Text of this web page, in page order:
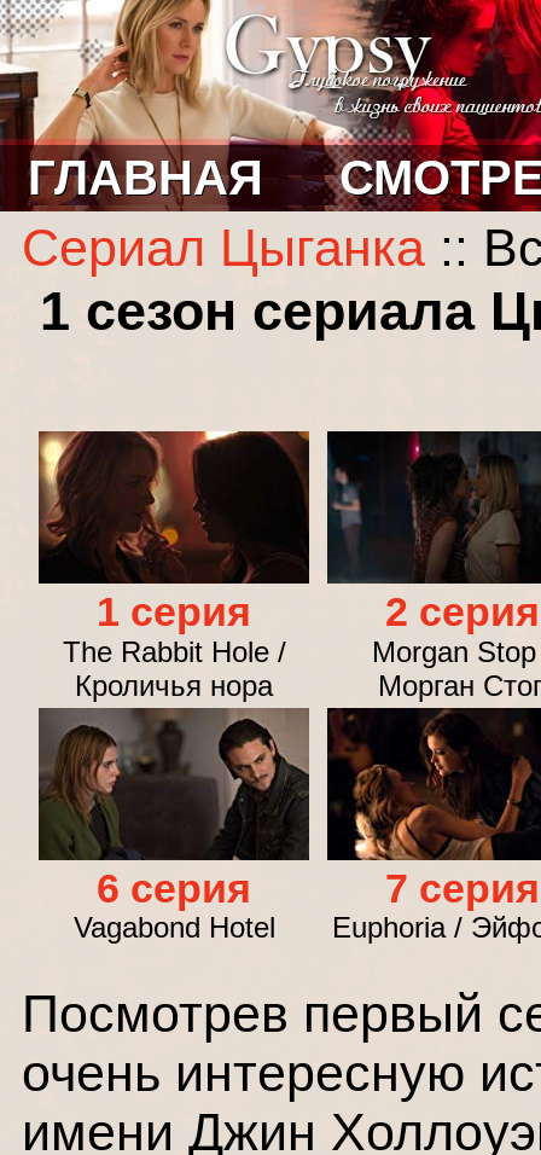
ГЛАВНАЯ
Сериал Цыганка ::
1 сезон сериала
1 серия
The Rabbit Hole /
Кроличья нора
2 серия
Morgan
Морган
6 серия
Vagabond Hotel
7 серия
Euphoria /
Посмотрев первый
очень интересную
имени Джин